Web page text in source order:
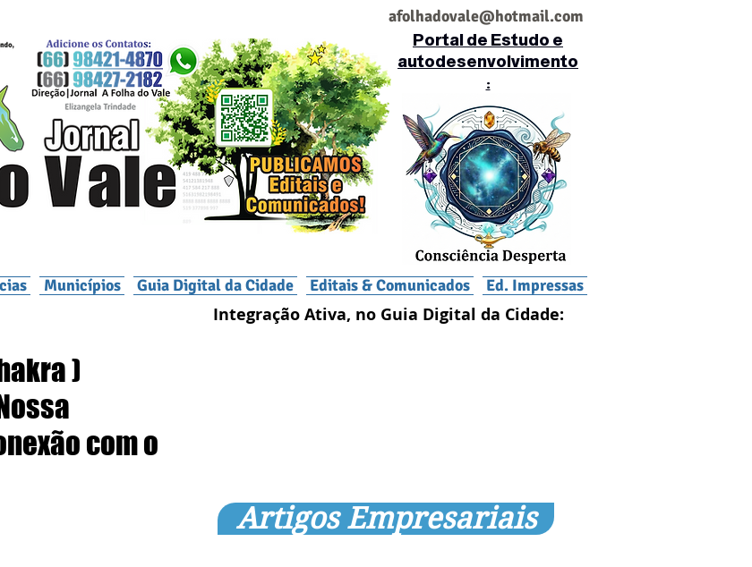
afolhadovale@hotmail.com
Portal de Estudo e
autodesenvolvimento
:
Municípios Guia Digital da Cidade Editais & Comunicados Ed. Impressas
)
com o
Integração Ativa, no Guia Digital da Cidade:
Artigos Empresariais